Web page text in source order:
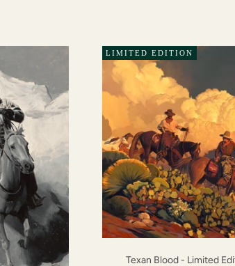
LIMITED EDITION
Texan Blood - Limited